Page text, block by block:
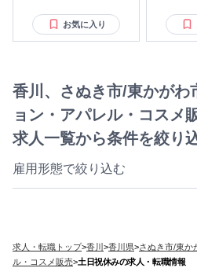
お気に入り
香川、さぬき市/東かがわ
ョン・アパレル・コスメ
求人一覧から条件を絞り
雇用形態で絞り込む
求人・転職トップ>香川 >香川県>さぬき市/東か
ル・コスメ販売>土日祝休みの求人・転職情報